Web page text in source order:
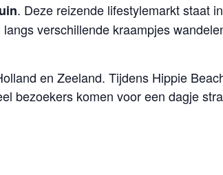
. Deze reizende lifestylemarkt staat in
verschillende kraampjes
en Zeeland. Tijdens Hippie
bezoekers komen voor een dagje